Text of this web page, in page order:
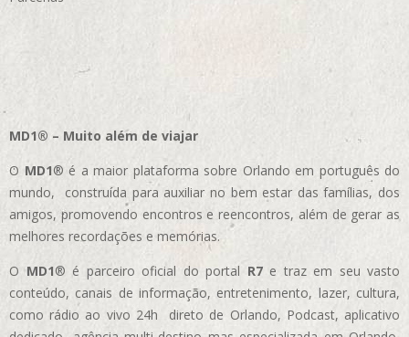
MD1® – Muito além de viajar
O MD1® é a maior plataforma sobre Orlando em português do
mundo, construída para auxiliar no bem estar das famílias, dos
amigos, promovendo encontros e reencontros, além de gerar as
melhores recordações e memórias.
OMD1® é parceiro oficial do portal R7e traz em seu vasto
conteúdo, canais de informação, entretenimento, lazer, cultura,
como rádio ao vivo 24h direto de Orlando, Podcast, aplicativo